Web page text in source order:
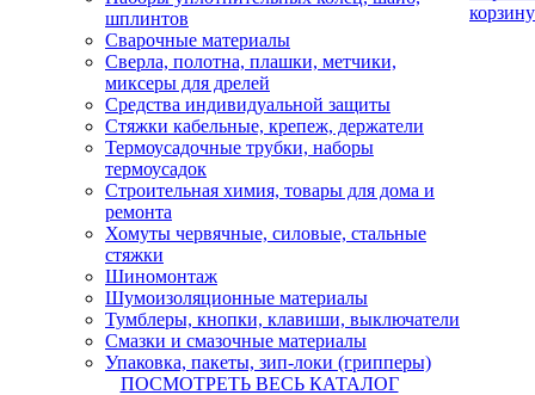
шплинтов
Сварочные материалы
Сверла, полотна, плашки, метчики,
миксеры для дрелей
Средства индивидуальной защиты
Стяжки кабельные, крепеж, держатели
Термоусадочные трубки, наборы
термоусадок
Строительная химия, товары для дома и
ремонта
Хомуты червячные, силовые, стальные
стяжки
Шиномонтаж
Шумоизоляционные материалы
Тумблеры, кнопки, клавиши, выключатели
Смазки и смазочные материалы
Упаковка, пакеты, зип-локи (грипперы)
ПОСМОТРЕТЬ ВЕСЬ КАТАЛОГ
корзину